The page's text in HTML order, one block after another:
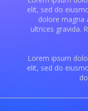
elit, sed do
dolore magna
ultrices gravida.
Lorem ipsum
elit, sed do